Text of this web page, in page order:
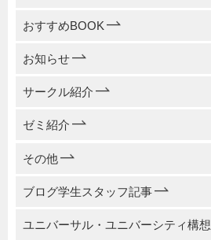
おすすめBOOK
お知らせ
サークル紹介
ゼミ紹介
その他
ブログ学生スタッフ記事
ユニバーサル・ユニバーシティ構想